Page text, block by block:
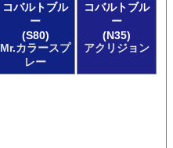
コバルトブル
ー
(S80)
Mr.カラースプ
レー
コバルトブル
ー
(N35)
アクリジョン